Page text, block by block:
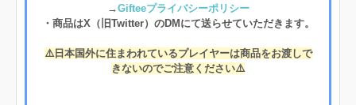
→Gifteeプライバシーポリシー
・商品はX（旧Twitter）のDMにて送らせていただきます。
⚠️日本国外に住まわれているプレイヤーは商品をお渡しで
きないのでご注意ください⚠️